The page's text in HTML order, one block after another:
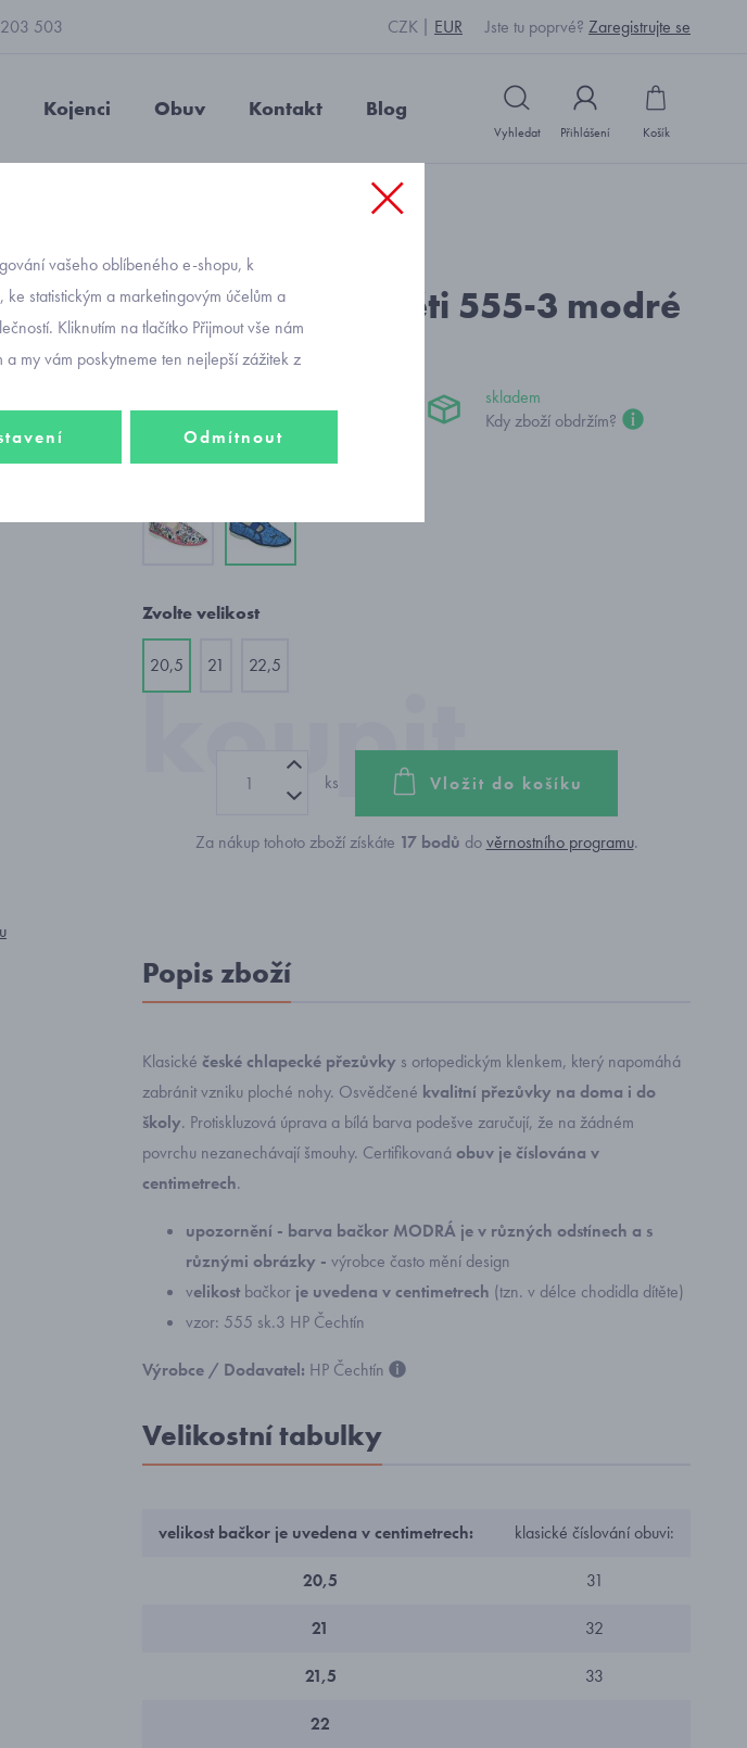
203 503 CZK EUR Jste tu poprvé? Zaregistrujte se
Kojenci Obuv Kontakt Blog
Vyhledat Přihlášení Košík
Objednávací kód: X1111_modrá
přezůvky pro děti 555-3 modré
333 Kč
skladem
Kdy zboží obdržím?
Zvolte velikost
20,5 21 22,5
ks Vložit do košíku
Za nákup tohoto zboží získáte 17bodů dověrnostního programu.
Popis zboží
Klasické české chlapecké přezůvky s ortopedickým klenkem, který napomáhá
zabránit vzniku ploché nohy. Osvědčené kvalitní přezůvky na doma i do
školy. Protiskluzová úprava a bílá barva podešve zaručují, že na žádném
povrchu nezanechávají šmouhy. Certifikovaná obuv je číslována v
centimetrech.
upozornění - barva bačkor MODRÁ je v různých odstínech a s
různými obrázky - výrobce často mění design
velikost bačkor je uvedena v centimetrech (tzn. v délce chodidla dítěte)
vzor: 555 sk.3 HP Čechtín
Výrobce / Dodavatel: HP Čechtín
Velikostní tabulky
velikost bačkor je uvedena v centimetrech: klasické číslování obuvi:
20,5 31
21 32
21,5 33
22
vašeho oblíbeného e-shopu, k
statistickým a marketingovým účelům a
Kliknutím na tlačítko Přijmout vše nám
my vám poskytneme ten nejlepší zážitek z
Odmítnout